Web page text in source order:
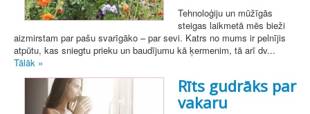
Tehnoloģiju un mūžīgās
steigas laikmetā mēs bieži
aizmirstam par pašu svarīgāko – par sevi. Katrs no mums ir pelnījis
atpūtu, kas sniegtu prieku un baudījumu kā ķermenim, tā arī dv...
Tālāk »
Rīts gudrāks par
vakaru